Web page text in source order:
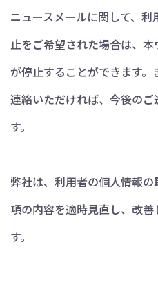
ニュースメールに関して、
止をご希望された場合は、
が停止することができます
連絡いただければ、今後の
す。
弊社は、利用者の個人情報
項の内容を適時見直し、改
す。